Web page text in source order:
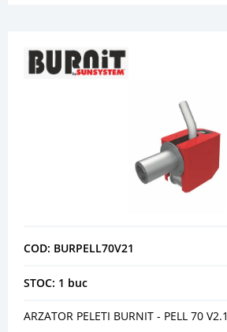
COD: BURPELL70V21
STOC: 1 buc
ARZATOR PELETI BURNIT - PELL 70 V2.1